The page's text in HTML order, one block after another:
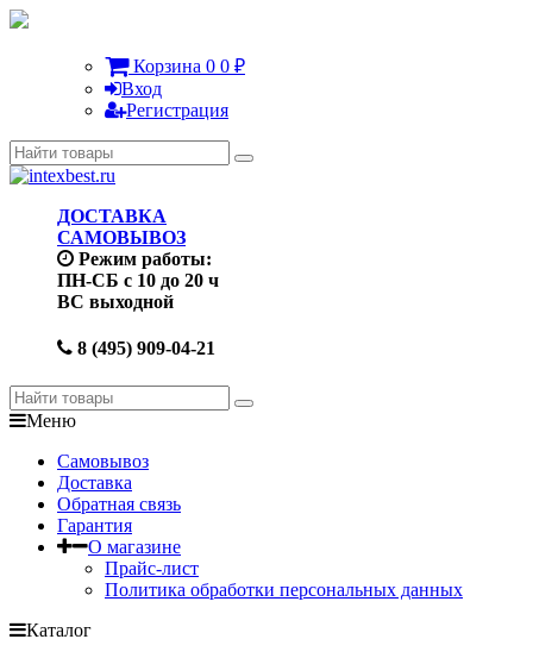
Корзина 0 0 ₽
Вход
Регистрация
ДОСТАВКА
САМОВЫВОЗ
Режим работы:
ПН-СБ с 10 до 20 ч
ВС выходной
8 (495) 909-04-21
Меню
Самовывоз
Доставка
Обратная связь
Гарантия
О магазине
Прайс-лист
Политика обработки персональных данных
Каталог